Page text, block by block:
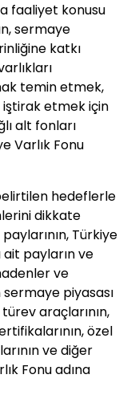
faaliyet konusu
sermaye
katkı
temin etmek,
iştirak etmek için
alt fonları
Varlık Fonu
hedeflerle
dikkate
Türkiye
ait payların ve
ve
piyasası
araçlarının,
özel
ve diğer
Fonu adına